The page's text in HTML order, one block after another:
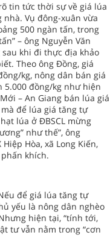
tin tức thời sự về giá lúa
Vụ đông-xuân vừa
500 ngàn tấn, trong
– ông Nguyễn Văn
sau khi đi thực địa khảo
Theo ông Đồng, giá
kg, nông dân bán giá
5.000 đồng/kg như hiện
– An Giang bán lúa giá
để lúa giá tăng tự
lúa ở ĐBSCL mừng
như thế”, ông
Hòa, xã Long Kiến,
khích.
để giá lúa tăng tự
yếu là nông dân nghèo
hiện tại, “tính tới,
tư vẫn nằm trong “cơn